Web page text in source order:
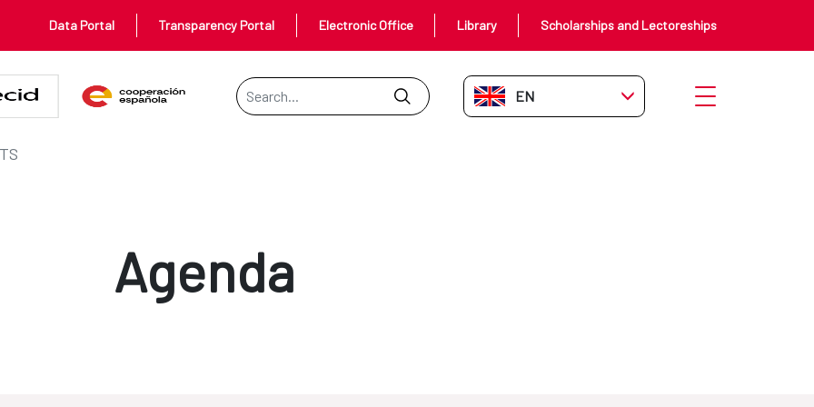
Data Portal Transparency Portal Electronic Office Library Scholarships and Lectoreships
Search Bar
EN-GB Open menu
Agenda